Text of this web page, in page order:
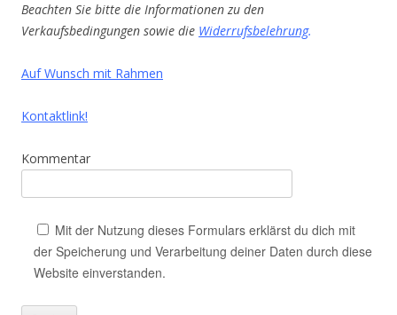
Beachten Sie bitte die Informationen zu den
Verkaufsbedingungen sowie die Widerrufsbelehrung.
Auf Wunsch mit Rahmen
Kontaktlink!
Kommentar
Mit der Nutzung dieses Formulars erklärst du dich mit
der Speicherung und Verarbeitung deiner Daten durch diese
Website einverstanden.